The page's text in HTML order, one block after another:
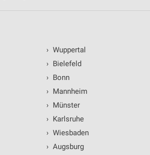
› Wuppertal
› Bielefeld
› Bonn
› Mannheim
› Münster
› Karlsruhe
› Wiesbaden
› Augsburg